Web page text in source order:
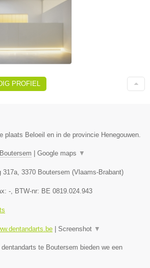
PROFIEL
plaats Beloeil en in de provincie Henegouwen.
Boutersem | Google maps ▼
317a 3370 Boutersem (Vlaams-Brabant)
- , BTW-nr: BE 0819.024.943
| Screenshot ▼
te Boutersem bieden we een